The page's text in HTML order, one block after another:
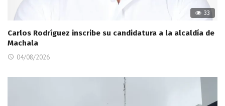
33
Carlos Rodríguez inscribe su candidatura a la alcaldía de
Machala
04/08/2026